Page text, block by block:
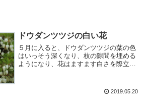
ドウダンツツジの白い花
５月に入ると、ドウダンツツジの葉の色
はいっそう深くなり、枝の隙間を埋める
ようになり、花はますます白さを際立た
2019.05.20